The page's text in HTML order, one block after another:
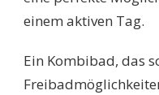
einem aktiven Tag.
Ein Kombibad, das